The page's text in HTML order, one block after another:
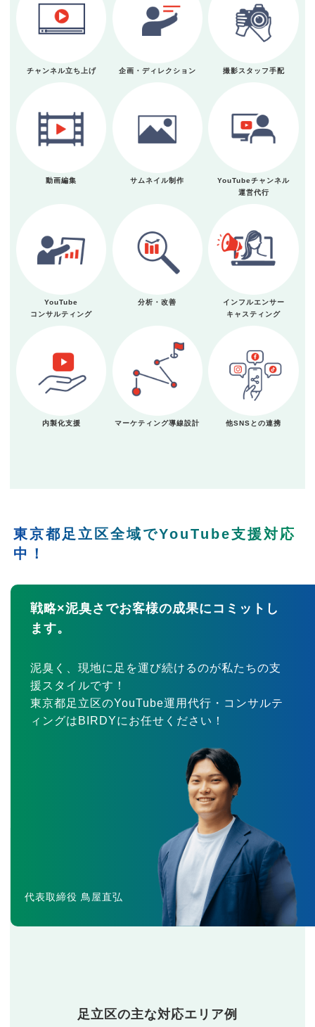
チャンネル立ち上げ 企画・ディレクション 撮影スタッフ手配
動画編集 サムネイル制作
YouTubeチャンネル
運営代行
YouTube
コンサルティング
分析・改善
インフルエンサー
キャスティング
内製化支援 マーケティング導線設計 他SNSとの連携
東京都足立区全域でYouTube支援対応
中！
戦略×泥臭さでお客様の成果にコミットし
ます。
泥臭く、現地に足を運び続けるのが私たちの支
援スタイルです！
東京都足立区のYouTube運用代行・コンサルテ
ィングはBIRDYにお任せください！
代表取締役 鳥屋直弘
足立区の主な対応エリア例